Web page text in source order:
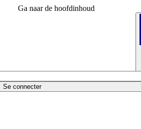
Ga naar de hoofdinhoud
Se connecter